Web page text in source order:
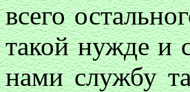
всего
такой нужде и
нами службу